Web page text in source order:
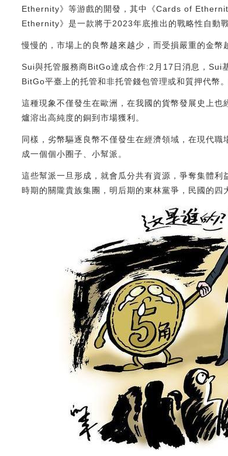
Ethernity》等游戲的開發，其中《Cards of
Ethernity》是一款將于2023年底推出的戰略性自
慢慢的，市場上的良幣越來越少，而受損嚴重的金幣
Sui與托管服務商BitGo達成合作:2月17日消息，Sui
BitGo平臺上的托管和非托管錢包管理或和質押代
這種現象不僅發生在歐洲，在我國的貨幣發展史上
爐溶出高純度的銅到市場獲利。
同樣，劣幣驅逐良幣不僅發生在經濟領域，在現代
成一個個小圈子、小幫派。
這些幫派一旦形成，就會瓜分共有資源，爭奪集體
時期的關隴貴族集團，明后期的東林黨爭，民國的四